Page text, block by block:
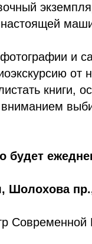
и
от
книги,
будет
Шолохова
Современной